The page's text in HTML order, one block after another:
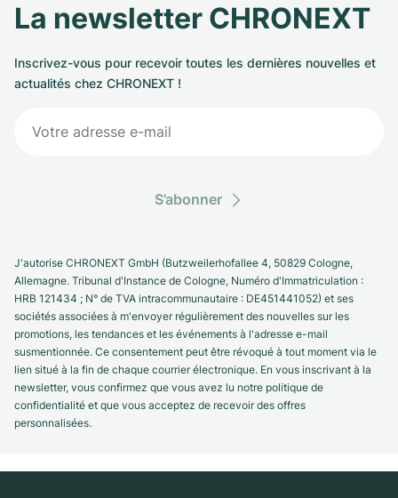
La newsletter CHRONEXT
Inscrivez-vous pour recevoir toutes les dernières nouvelles et
actualités chez CHRONEXT !
S’abonner
J'autorise CHRONEXT GmbH (Butzweilerhofallee 4, 50829 Cologne,
Allemagne. Tribunal d'Instance de Cologne, Numéro d'Immatriculation :
HRB 121434 ; N° de TVA intracommunautaire : DE451441052) et ses
sociétés associées à m'envoyer régulièrement des nouvelles sur les
promotions, les tendances et les événements à l'adresse e-mail
susmentionnée. Ce consentement peut être révoqué à tout moment via le
lien situé à la fin de chaque courrier électronique. En vous inscrivant à la
newsletter, vous confirmez que vous avez lu notre politique de
confidentialité et que vous acceptez de recevoir des offres
personnalisées.